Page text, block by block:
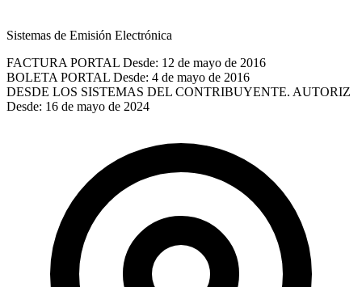
Sistemas de Emisión Electrónica
FACTURA PORTAL Desde: 12 de mayo de 2016
BOLETA PORTAL Desde: 4 de mayo de 2016
DESDE LOS SISTEMAS DEL CONTRIBUYENTE. AUTORIZ
Desde: 16 de mayo de 2024